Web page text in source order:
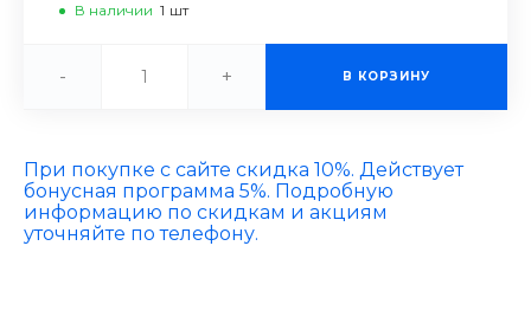
В наличии 1 шт
- + В КОРЗИНУ
При покупке с сайте скидка 10%. Действует
бонусная программа 5%. Подробную
информацию по скидкам и акциям
уточняйте по телефону.